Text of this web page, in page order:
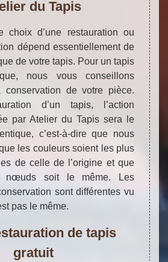
du Tapis
choix d’une restauration ou
dépend essentiellement de
de votre tapis. Pour un tapis
nous vous conseillons
conservation de votre pièce.
d’un tapis, l’action
par Atelier du Tapis sera le
c’est-à-dire que nous
les couleurs soient les plus
de celle de l’origine et que
nœuds soit le même. Les
sont différentes vu
pas le même.
de tapis
gratuit